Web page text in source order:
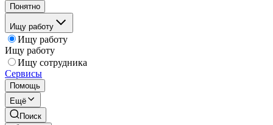
Понятно
Ищу работу
Ищу работу
Ищу работу
Ищу сотрудника
Сервисы
Помощь
Ещё
Поиск